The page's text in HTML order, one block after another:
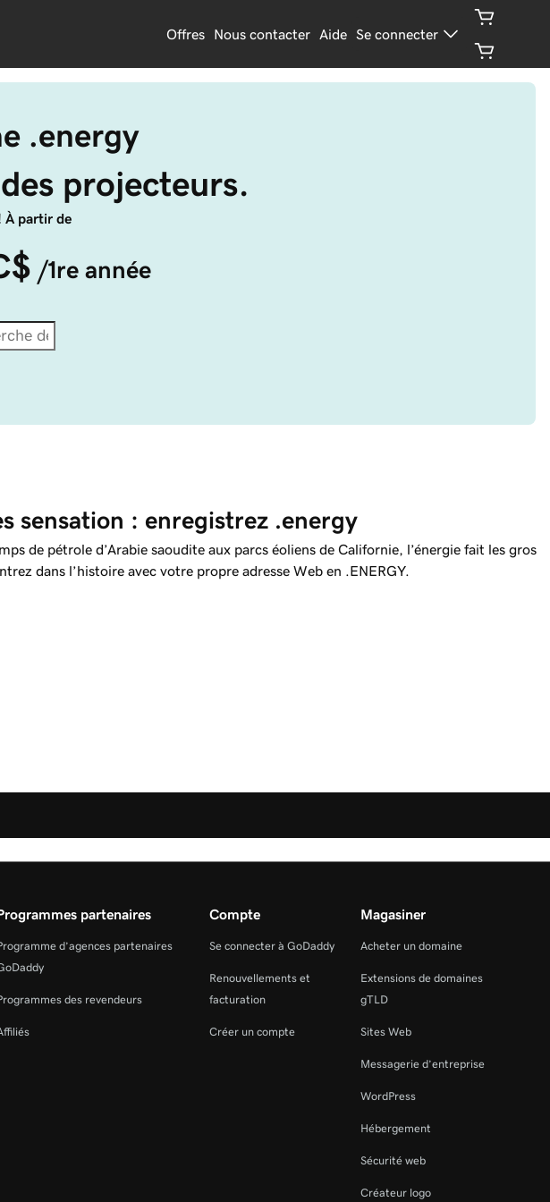
Offres Nous contacter Aide Se connecter
.energy
projecteurs.
À partir de
/1re année
sensation : enregistrez .energy
de pétrole d’Arabie saoudite aux parcs éoliens de Californie, l’énergie fait les gros
dans l’histoire avec votre propre adresse Web en .ENERGY.
partenaires
d’agences partenaires
des revendeurs
Compte
Se connecter à GoDaddy
Renouvellements et
facturation
Créer un compte
Magasiner
Acheter un domaine
Extensions de domaines
gTLD
Sites Web
Messagerie d’entreprise
WordPress
Hébergement
Sécurité web
Créateur logo